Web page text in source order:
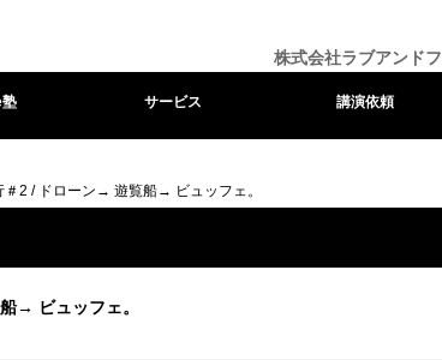
株式会社ラブアンド
塾 サービス 講演依頼
2 / ドローン→ 遊覧船→ ビュッフェ。
→ ビュッフェ。